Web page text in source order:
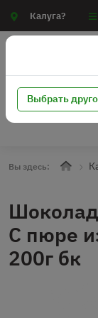
Калуга?
Вы здесь:
С пюре
200г бк
Выбрать